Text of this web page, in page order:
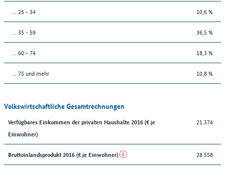
... 25 - 34 10,6 %
... 35 - 59 36,5 %
... 60 - 74 18,3 %
... 75 und mehr 10,8 %
Volkswirtschaftliche Gesamtrechnungen
Verfügbares Einkommen der privaten Haushalte 2016 (€ je
Einwohner)
21.374
Bruttoinlandsprodukt 2016 (€ je Einwohner) 28.558